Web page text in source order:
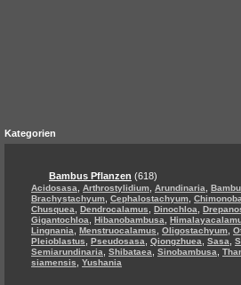
Kategorien
Bambus Pflanzen (618)
Acidosasa Arthrostylidium Arundinaria
Brachystachyum Cephalostachyum
Chusquea
Dendrocalamus Dinochloa
Gigantochloa
Hibanobambusa
Lingnania
Menstruocalamus Oligostachyum
Pleioblastus
Pseudosasa Qiongzhuea Sasa
Semiarundinaria
Shibataea Sinobambusa
siamensis
Yushania